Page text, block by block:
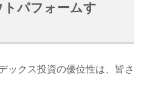
パフォームす
ックス投資の優位性は、皆さ